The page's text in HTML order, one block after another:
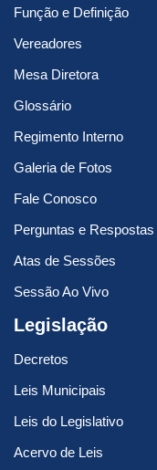
Função e Definição
Vereadores
Mesa Diretora
Glossário
Regimento Interno
Galeria de Fotos
Fale Conosco
Perguntas e Respostas
Atas de Sessões
Sessão Ao Vivo
Legislação
Decretos
Leis Municipais
Leis do Legislativo
Acervo de Leis